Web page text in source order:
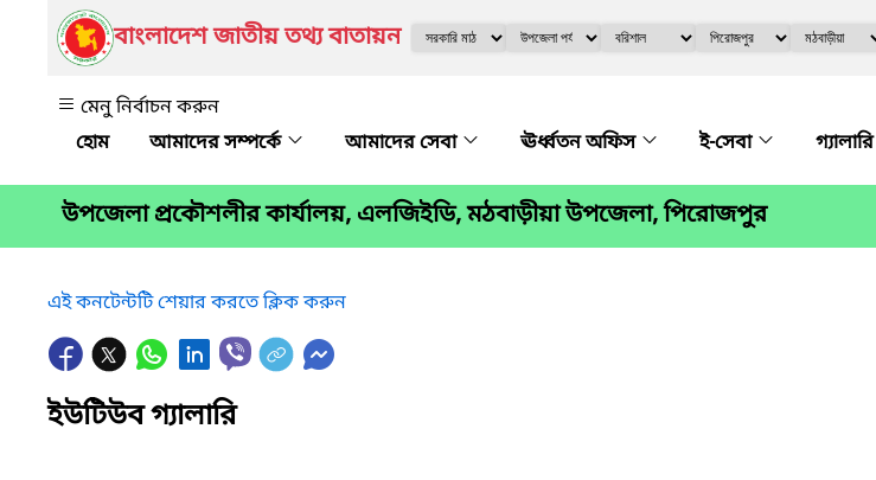
বাংলাদেশ জাতীয় তথ্য বাতায়ন
মেনু নির্বাচন করুন
আমাদের সম্পর্কে
আমাদের সেবা ঊর্ধ্বতন অফিস ই-সেবা গ্যালারি
উপজেলা প্রকৌশলীর কার্যালয়, এলজিইডি, মঠবাড়ীয়া উপজেলা, পিরোজপুর
এই কনটেন্টটি শেয়ার করতে ক্লিক করুন
ইউটিউব গ্যালারি